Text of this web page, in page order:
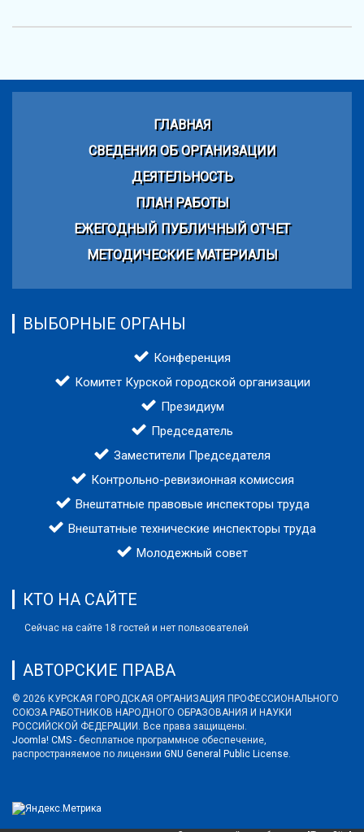
ГЛАВНАЯ
СВЕДЕНИЯ ОБ ОРГАНИЗАЦИИ
ДЕЯТЕЛЬНОСТЬ
ПЛАН РАБОТЫ
ЕЖЕГОДНЫЙ ПУБЛИЧНЫЙ ОТЧЕТ
МЕТОДИЧЕСКИЕ МАТЕРИАЛЫ
ВЫБОРНЫЕ ОРГАНЫ
Конференция
Комитет Курской городской организации
Президиум
Председатель
Заместители Председателя
Контрольно-ревизионная комиссия
Внештатные правовые инспекторы труда
Внештатные технические инспекторы труда
Молодежный совет
КТО НА САЙТЕ
Сейчас на сайте 18 гостей и нет пользователей
АВТОРСКИЕ ПРАВА
© 2026 КУРСКАЯ ГОРОДСКАЯ ОРГАНИЗАЦИЯ ПРОФЕССИОНАЛЬНОГО
СОЮЗА РАБОТНИКОВ НАРОДНОГО ОБРАЗОВАНИЯ И НАУКИ
РОССИЙСКОЙ ФЕДЕРАЦИИ. Все права защищены.
Joomla! CMS - бесплатное программное обеспечение,
распространяемое по лицензии GNU General Public License